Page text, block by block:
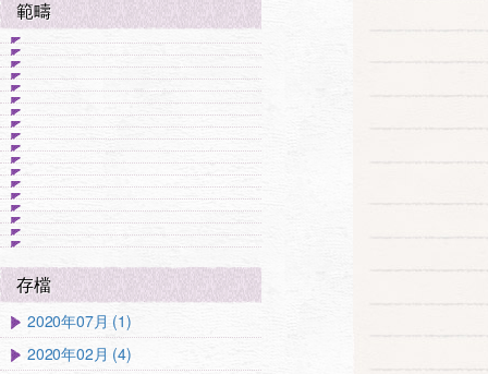
範疇
存檔
2020年07月 (1)
2020年02月 (4)